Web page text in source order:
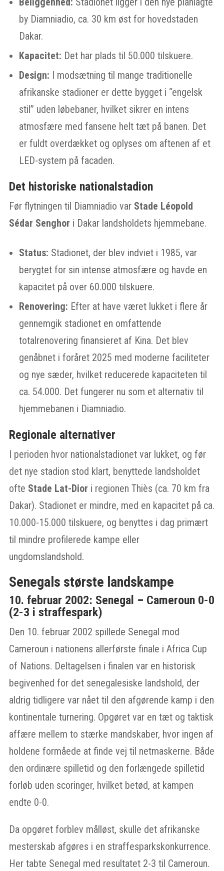
by Diamniadio, ca. 30 km øst for hovedstaden
Dakar.
Kapacitet: Det har plads til 50.000 tilskuere.
Design: I modsætning til mange traditionelle
afrikanske stadioner er dette bygget i “engelsk
stil” uden løbebaner, hvilket sikrer en intens
atmosfære med fansene helt tæt på banen. Det
er fuldt overdækket og oplyses om aftenen af et
LED-system på facaden.
Det historiske nationalstadion
Før flytningen til Diamniadio var Stade Léopold
Sédar Senghor i Dakar landsholdets hjemmebane.
Status: Stadionet, der blev indviet i 1985, var
berygtet for sin intense atmosfære og havde en
kapacitet på over 60.000 tilskuere.
Renovering: Efter at have været lukket i flere år
gennemgik stadionet en omfattende
totalrenovering finansieret af Kina. Det blev
genåbnet i foråret 2025 med moderne faciliteter
og nye sæder, hvilket reducerede kapaciteten til
ca. 54.000. Det fungerer nu som et alternativ til
hjemmebanen i Diamniadio.
Regionale alternativer
I perioden hvor nationalstadionet var lukket, og før
det nye stadion stod klart, benyttede landsholdet
ofte Stade Lat-Dior i regionen Thiès (ca. 70 km fra
Dakar). Stadionet er mindre, med en kapacitet på ca.
10.000-15.000 tilskuere, og benyttes i dag primært
til mindre profilerede kampe eller
ungdomslandshold.
Senegals største landskampe
10. februar 2002: Senegal – Cameroun 0-0
(2-3 i straffespark)
Den 10. februar 2002 spillede Senegal mod
Cameroun i nationens allerførste finale i Africa Cup
of Nations. Deltagelsen i finalen var en historisk
begivenhed for det senegalesiske landshold, der
aldrig tidligere var nået til den afgørende kamp i den
kontinentale turnering. Opgøret var en tæt og taktisk
affære mellem to stærke mandskaber, hvor ingen af
holdene formåede at finde vej til netmaskerne. Både
den ordinære spilletid og den forlængede spilletid
forløb uden scoringer, hvilket betød, at kampen
endte 0-0.
Da opgøret forblev målløst, skulle det afrikanske
mesterskab afgøres i en straffesparkskonkurrence.
Her tabte Senegal med resultatet 2-3 til Cameroun.